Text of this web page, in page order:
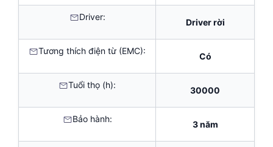
Driver:
Driver rời
Tương thích điện từ (EMC):
Có
Tuổi thọ (h):
30000
Bảo hành:
3 năm